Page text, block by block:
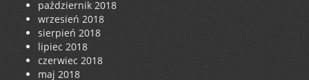
październik 2018
wrzesień 2018
sierpień 2018
lipiec 2018
czerwiec 2018
maj 2018